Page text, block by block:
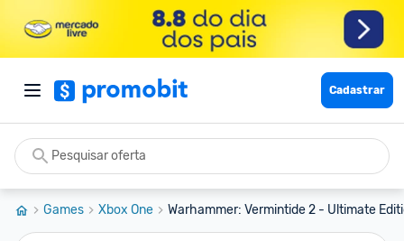
Cadastrar
Games Xbox One Warhammer: Vermintide 2 - Ultimate